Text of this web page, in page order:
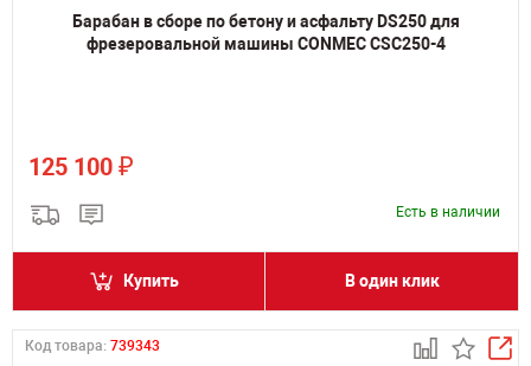
Барабан в сборе по бетону и асфальту DS250 для
фрезеровальной машины CONMEC CSC250-4
125 100 ₽
Есть в наличии
Купить В один клик
Код товара: 739343